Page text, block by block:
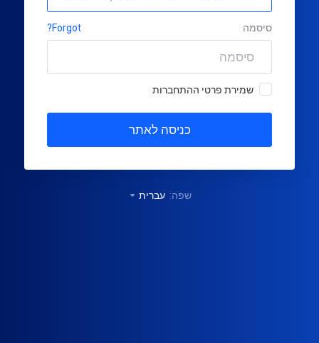
סיסמה Forgot?
שמירת פרטי ההתחברות
שפה: עברית